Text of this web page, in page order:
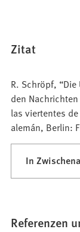
Zitat
R. Schröpf,
den
las viertentes
alemán, Berlin:
In
Referenzen